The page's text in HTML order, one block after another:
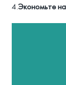
4.Экономьте